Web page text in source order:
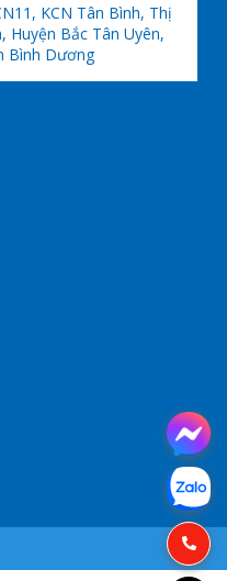
KCN Tân Bình, Thị
Huyện Bắc Tân Uyên,
Bình Dương